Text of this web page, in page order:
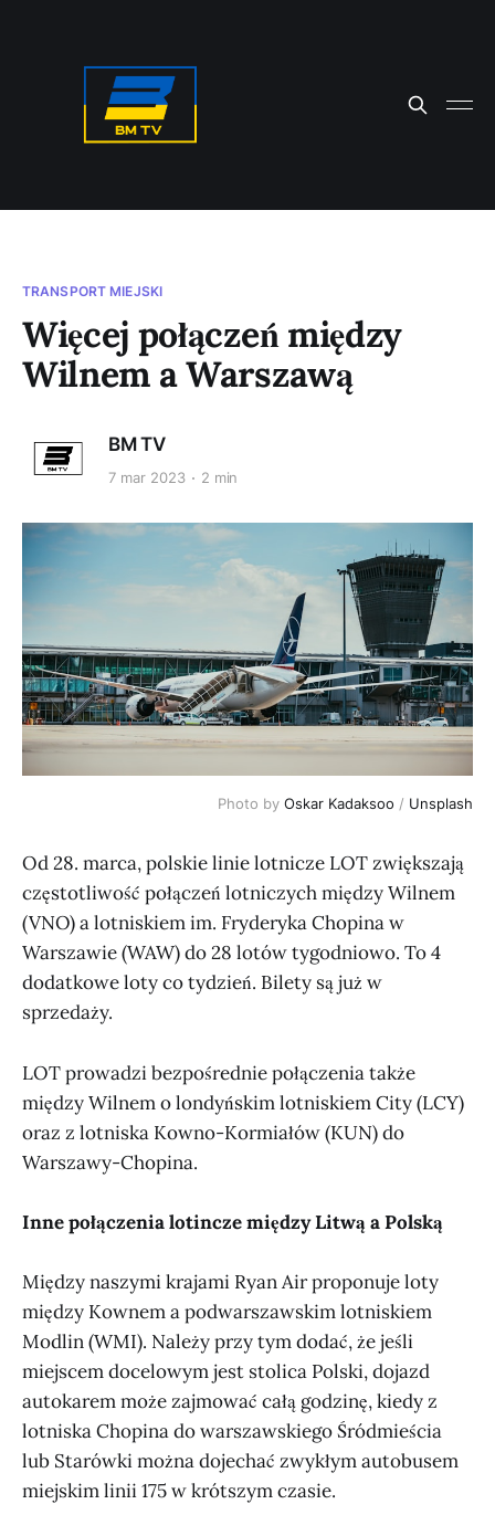
TRANSPORT MIEJSKI
Więcej połączeń między
Wilnem a Warszawą
BM TV
7 mar 2023 2 min
Photo by Oskar Kadaksoo / Unsplash
Od 28. marca, polskie linie lotnicze LOT zwiększają
częstotliwość połączeń lotniczych między Wilnem
(VNO) a lotniskiem im. Fryderyka Chopina w
Warszawie (WAW) do 28 lotów tygodniowo. To 4
dodatkowe loty co tydzień. Bilety są już w
sprzedaży.
LOT prowadzi bezpośrednie połączenia także
między Wilnem o londyńskim lotniskiem City (LCY)
oraz z lotniska Kowno-Kormiałów (KUN) do
Warszawy-Chopina.
Inne połączenia lotincze między Litwą a Polską
Między naszymi krajami Ryan Air proponuje loty
między Kownem a podwarszawskim lotniskiem
Modlin (WMI). Należy przy tym dodać, że jeśli
miejscem docelowym jest stolica Polski, dojazd
autokarem może zajmować całą godzinę, kiedy z
lotniska Chopina do warszawskiego Śródmieścia
lub Starówki można dojechać zwykłym autobusem
miejskim linii 175 w krótszym czasie.